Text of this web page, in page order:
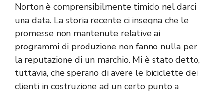
Norton è comprensibilmente timido nel darci
una data. La storia recente ci insegna che le
promesse non mantenute relative ai
programmi di produzione non fanno nulla per
la reputazione di un marchio. Mi è stato detto,
tuttavia, che sperano di avere le biciclette dei
clienti in costruzione ad un certo punto a